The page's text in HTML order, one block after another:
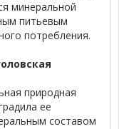
минеральной
питьевым
потребления.
природная
ее
составом